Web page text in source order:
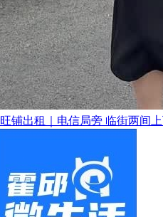
铺出租｜电信局旁 临街两间